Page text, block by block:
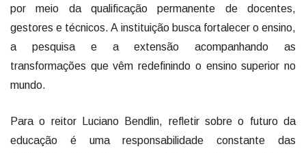
por meio da qualificação permanente de docentes,
gestores e técnicos. A instituição busca fortalecer o ensino,
a pesquisa e a extensão acompanhando as
transformações que vêm redefinindo o ensino superior no
mundo.
Para o reitor Luciano Bendlin, refletir sobre o futuro da
educação é uma responsabilidade constante das